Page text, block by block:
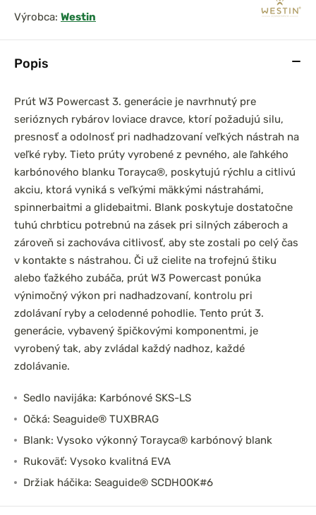
Popis
Prút W3 Powercast 3. generácie je navrhnutý pre
serióznych rybárov loviace dravce, ktorí požadujú silu,
presnosť a odolnosť pri nadhadzovaní veľkých nástrah na
veľké ryby. Tieto prúty vyrobené z pevného, ​​ale ľahkého
karbónového blanku Torayca®, poskytujú rýchlu a citlivú
akciu, ktorá vyniká s veľkými mäkkými nástrahámi,
spinnerbaitmi a glidebaitmi. Blank poskytuje dostatočne
tuhú chrbticu potrebnú na zásek pri silných záberoch a
zároveň si zachováva citlivosť, aby ste zostali po celý čas
v kontakte s nástrahou. Či už cielite na trofejnú štiku
alebo ťažkého zubáča, prút W3 Powercast ponúka
výnimočný výkon pri nadhadzovaní, kontrolu pri
zdolávaní ryby a celodenné pohodlie. Tento prút 3.
generácie, vybavený špičkovými komponentmi, je
vyrobený tak, aby zvládal každý nadhoz, každé
zdolávanie.
Sedlo navijáka: Karbónové SKS-LS
Očká: Seaguide® TUXBRAG
Blank: Vysoko výkonný Torayca® karbónový blank
Rukoväť: Vysoko kvalitná EVA
Držiak háčika: Seaguide® SCDHOOK#6
Výrobca: Westin